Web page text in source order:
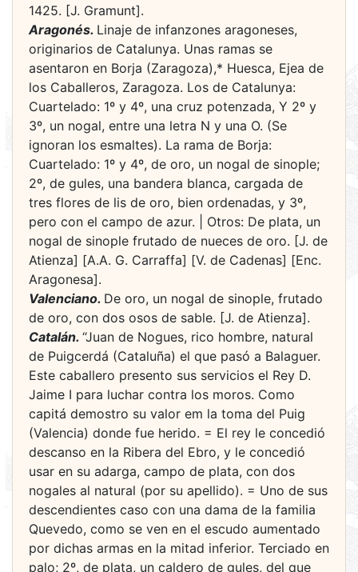
1425. [J. Gramunt].
Aragonés. Linaje de infanzones aragoneses,
originarios de Catalunya. Unas ramas se
asentaron en Borja (Zaragoza),* Huesca, Ejea de
los Caballeros, Zaragoza. Los de Catalunya:
Cuartelado: 1º y 4º, una cruz potenzada, Y 2º y
3º, un nogal, entre una letra N y una O. (Se
ignoran los esmaltes). La rama de Borja:
Cuartelado: 1º y 4º, de oro, un nogal de sinople;
2º, de gules, una bandera blanca, cargada de
tres flores de lis de oro, bien ordenadas, y 3º,
pero con el campo de azur. | Otros: De plata, un
nogal de sinople frutado de nueces de oro. [J. de
Atienza] [A.A. G. Carraffa] [V. de Cadenas] [Enc.
Aragonesa].
Valenciano. De oro, un nogal de sinople, frutado
de oro, con dos osos de sable. [J. de Atienza].
Catalán. “Juan de Nogues, rico hombre, natural
de Puigcerdá (Cataluña) el que pasó a Balaguer.
Este caballero presento sus servicios el Rey D.
Jaime I para luchar contra los moros. Como
capitá demostro su valor em la toma del Puig
(Valencia) donde fue herido. = El rey le concedió
descanso en la Ribera del Ebro, y le concedió
usar en su adarga, campo de plata, con dos
nogales al natural (por su apellido). = Uno de sus
descendientes caso con una dama de la familia
Quevedo, como se ven en el escudo aumentado
por dichas armas en la mitad inferior. Terciado en
palo; 2º, de plata, un caldero de gules, del que